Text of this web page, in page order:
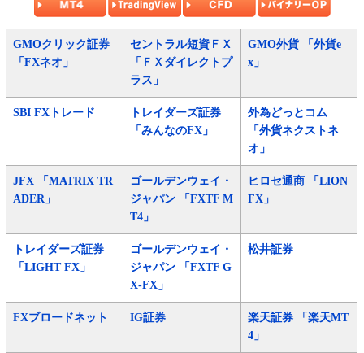
GMOクリック証券
「FXネオ」
セントラル短資ＦＸ
「ＦＸダイレクトプ
ラス」
GMO外貨 「外貨e
x」
SBI FXトレード
トレイダーズ証券
「みんなのFX」
外為どっとコム
「外貨ネクストネ
オ」
JFX 「MATRIX TR
ADER」
ゴールデンウェイ・
ジャパン 「FXTF M
T4」
ヒロセ通商 「LION
FX」
トレイダーズ証券
「LIGHT FX」
ゴールデンウェイ・
ジャパン 「FXTF G
X-FX」
松井証券
FXブロードネット IG証券
楽天証券 「楽天MT
4」